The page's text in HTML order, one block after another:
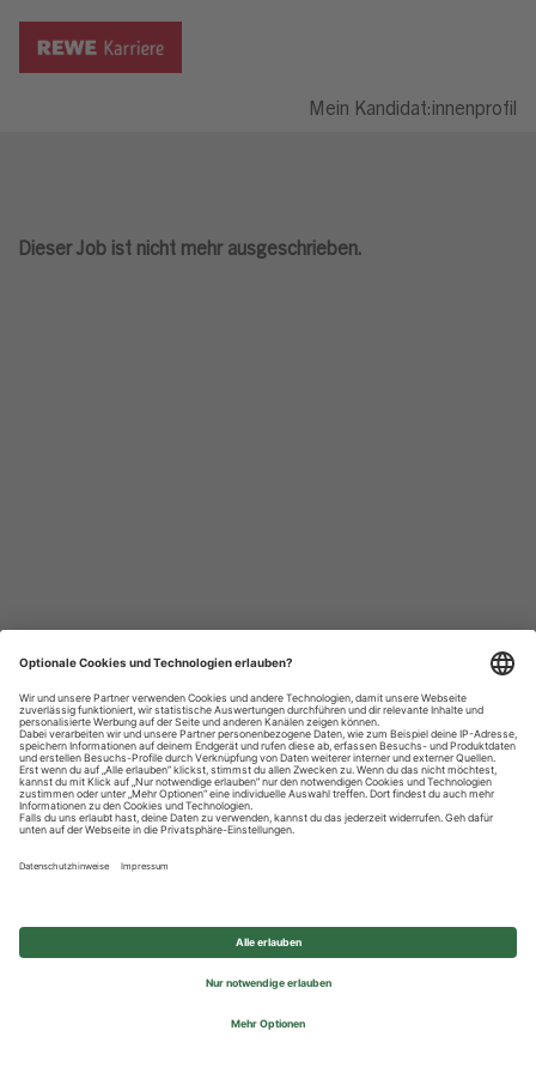
Mein Kandidat:innenprofil
Dieser Job ist nicht mehr ausgeschrieben.
Datenschutzhinweise
Impressum
Privatsphäre-Einstellungen
© 2026 REWE Group - All rights reserved